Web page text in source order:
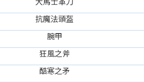
抗魔法頭盔
腕甲
狂風之斧
酷寒之矛